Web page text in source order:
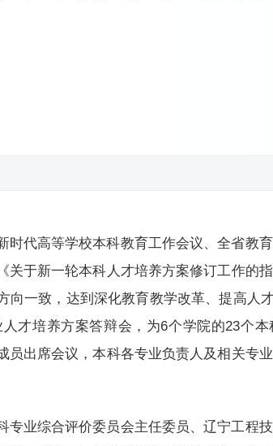
时代高等学校本科教育工作会议、全省教
关于新一轮本科人才培养方案修订工作的
向一致，达到深化教育教学改革、提高人
才培养方案答辩会，为6个学院的23个
员出席会议，本科各专业负责人及相关专
专业综合评价委员会主任委员、辽宁工程